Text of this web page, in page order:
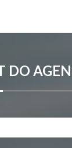
DO